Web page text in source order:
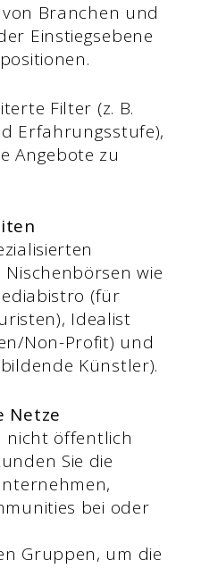
Branchen und
Einstiegsebene
Filter (z. B.
Erfahrungsstufe),
Angebote zu
wie
(für
Idealist
Non-Profit) und
Künstler).
Netze
nicht öffentlich
Sie die
bei oder
Gruppen, um die